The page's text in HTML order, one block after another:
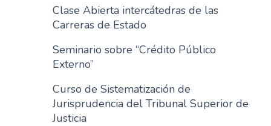
Clase Abierta intercátedras de las
Carreras de Estado
Seminario sobre “Crédito Público
Externo”
Curso de Sistematización de
Jurisprudencia del Tribunal Superior de
Justicia